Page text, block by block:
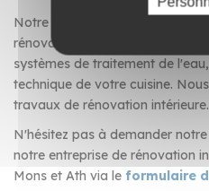
Notre équipe d'experts réalise
rénovation de salle de bain,
systèmes de traitement de
technique de votre cuisine.
travaux de rénovation intérieure.
N'hésitez pas à demander
notre entreprise de rénovation
Mons et Ath via le formulaire